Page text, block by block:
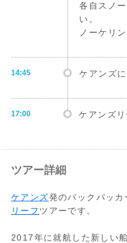
各自スノ
い。
ノーケリ
14:45 ケアンズに
17:00 ケアンズ
ツアー詳細
ケアンズ発のバックパッ
リーフツアーです。
2017年に就航した新しい